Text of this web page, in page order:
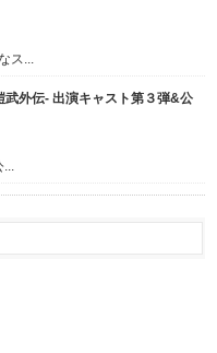
ス...
外伝- 出演キャスト第３弾&公